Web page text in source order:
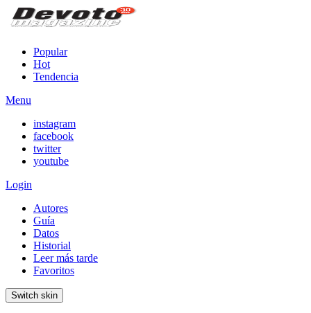
Popular
Hot
Tendencia
Menu
instagram
facebook
twitter
youtube
Login
Autores
Guía
Datos
Historial
Leer más tarde
Favoritos
Switch skin